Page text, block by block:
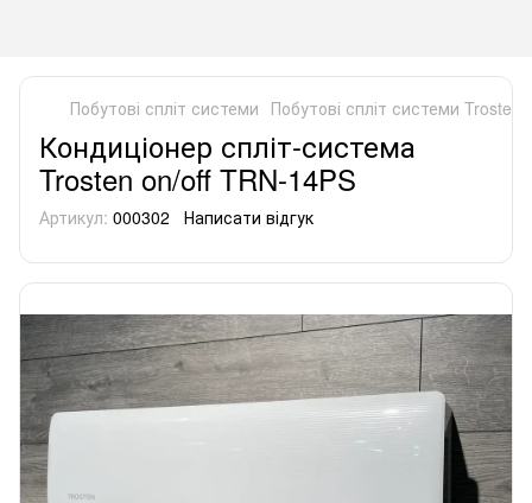
Побутові спліт системи Побутові спліт системи Trosten
Кондиціонер спліт-система
Trosten on/off TRN-14PS
Артикул: 000302 Написати відгук